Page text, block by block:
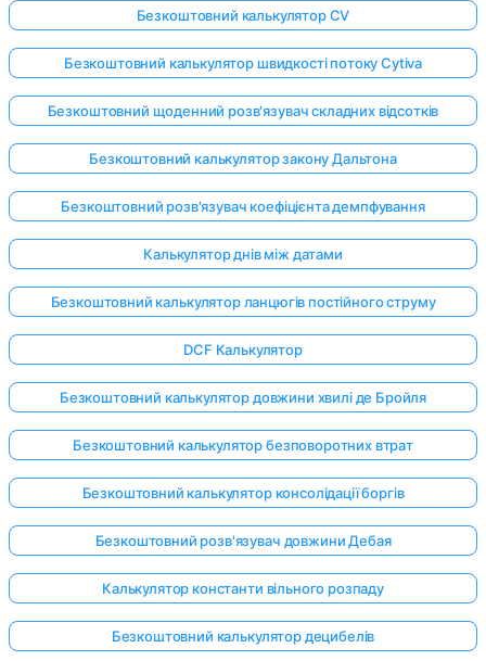
Безкоштовний калькулятор CV
Безкоштовний калькулятор швидкості потоку Cytiva
Безкоштовний щоденний розв'язувач складних відсотків
Безкоштовний калькулятор закону Дальтона
Безкоштовний розв'язувач коефіцієнта демпфування
Калькулятор днів між датами
Безкоштовний калькулятор ланцюгів постійного струму
DCF Калькулятор
Безкоштовний калькулятор довжини хвилі де Бройля
Безкоштовний калькулятор безповоротних втрат
Безкоштовний калькулятор консолідації боргів
Безкоштовний розв'язувач довжини Дебая
Калькулятор константи вільного розпаду
Безкоштовний калькулятор децибелів